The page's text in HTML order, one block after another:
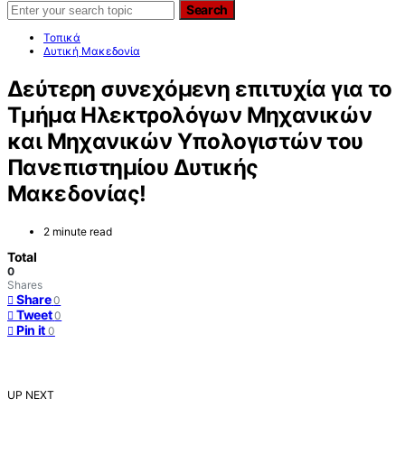
Search
Τοπικά
Δυτική Μακεδονία
Δεύτερη συνεχόμενη επιτυχία για το
Τμήμα Ηλεκτρολόγων Μηχανικών
και Μηχανικών Υπολογιστών του
Πανεπιστημίου Δυτικής
Μακεδονίας!
2 minute read
Total
0
Shares
Share 0
Tweet 0
Pin it 0
UP NEXT